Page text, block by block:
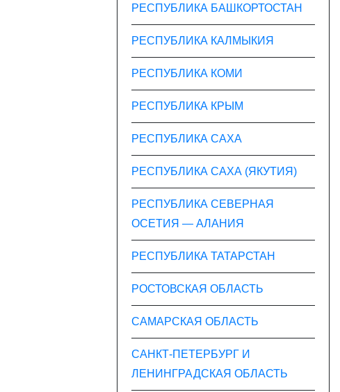
РЕСПУБЛИКА БАШКОРТОСТАН
РЕСПУБЛИКА КАЛМЫКИЯ
РЕСПУБЛИКА КОМИ
РЕСПУБЛИКА КРЫМ
РЕСПУБЛИКА САХА
РЕСПУБЛИКА САХА (ЯКУТИЯ)
РЕСПУБЛИКА СЕВЕРНАЯ
ОСЕТИЯ — АЛАНИЯ
РЕСПУБЛИКА ТАТАРСТАН
РОСТОВСКАЯ ОБЛАСТЬ
САМАРСКАЯ ОБЛАСТЬ
САНКТ-ПЕТЕРБУРГ И
ЛЕНИНГРАДСКАЯ ОБЛАСТЬ